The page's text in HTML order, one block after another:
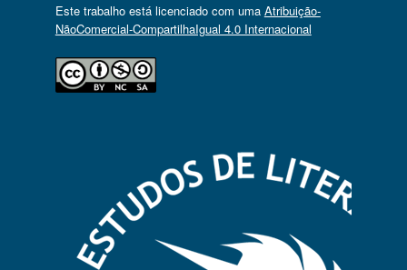
Este trabalho está licenciado com uma Atribuição-
NãoComercial-CompartilhaIgual 4.0 Internacional